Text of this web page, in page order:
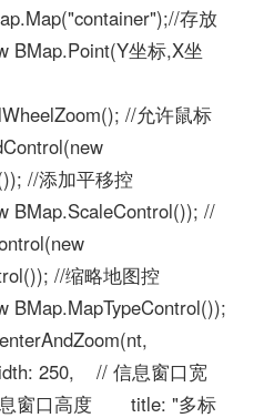
存放
坐标,X坐
//允许鼠标
//添加平移控
//
//缩略地图控
250, // 信息窗口宽
窗口高度 title: "多标